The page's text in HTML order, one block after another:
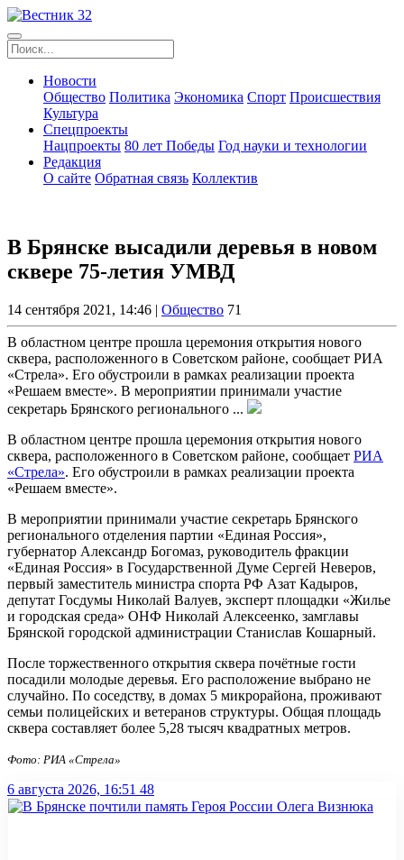
Новости
Общество Политика Экономика Спорт Происшествия
Культура
Спецпроекты
Нацпроекты 80 лет Победы Год науки и технологии
Редакция
О сайте Обратная связь Коллектив
В Брянске высадили деревья в новом
сквере 75-летия УМВД
14 сентября 2021, 14:46 | Общество 71
В областном центре прошла церемония открытия нового
сквера, расположенного в Советском районе, сообщает РИА
«Стрела». Его обустроили в рамках реализации проекта
«Решаем вместе». В мероприятии принимали участие
секретарь Брянского регионального ...
В областном центре прошла церемония открытия нового
сквера, расположенного в Советском районе, сообщает РИА
«Стрела». Его обустроили в рамках реализации проекта
«Решаем вместе».
В мероприятии принимали участие секретарь Брянского
регионального отделения партии «Единая Россия»,
губернатор Александр Богомаз, руководитель фракции
«Единая Россия» в Государственной Думе Сергей Неверов,
первый заместитель министра спорта РФ Азат Кадыров,
депутат Госдумы Николай Валуев, эксперт площадки «Жилье
и городская среда» ОНФ Николай Алексеенко, замглавы
Брянской городской администрации Станислав Кошарный.
После торжественного открытия сквера почётные гости
посадили молодые деревья. Его расположение выбрано не
случайно. По соседству, в домах 5 микрорайона, проживают
семьи полицейских и ветеранов структуры. Общая площадь
сквера составляет более 5,28 тысяч квадратных метрoв.
Фото: РИА «Стрела»
6 августа 2026, 16:51 48